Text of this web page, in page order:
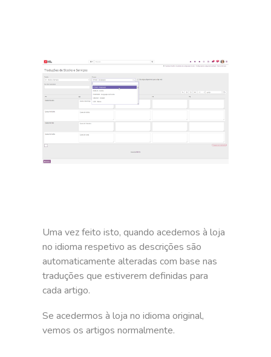
Uma vez feito isto, quando acedemos à loja
no idioma respetivo as descrições são
automaticamente alteradas com base nas
traduções que estiverem definidas para
cada artigo.
Se acedermos à loja no idioma original,
vemos os artigos normalmente.